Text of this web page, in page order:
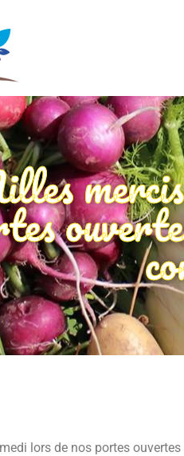
lors de nos portes